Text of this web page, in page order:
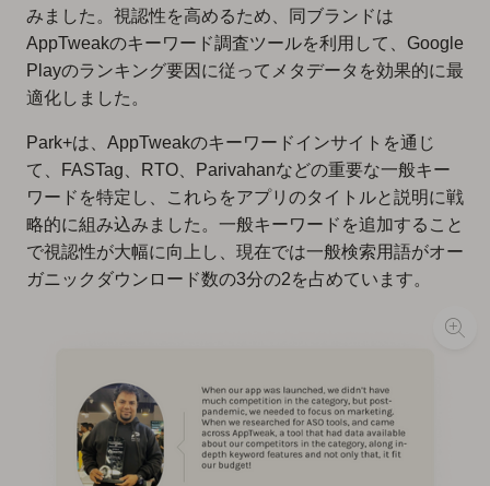
みました。視認性を高めるため、同ブランドは
AppTweakのキーワード調査ツールを利用して、Google
Playのランキング要因に従ってメタデータを効果的に最
適化しました。
Park+は、AppTweakのキーワードインサイトを通じ
て、FASTag、RTO、Parivahanなどの重要な一般キー
ワードを特定し、これらをアプリのタイトルと説明に戦
略的に組み込みました。一般キーワードを追加すること
で視認性が大幅に向上し、現在では一般検索用語がオー
ガニックダウンロード数の3分の2を占めています。